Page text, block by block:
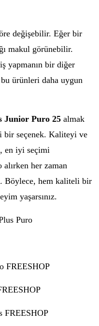
değişebilir. Eğer bir
makul görünebilir.
yapmanın bir diğer
ürünleri daha uygun
Junior Puro 25 almak
bir seçenek. Kaliteyi ve
en iyi seçimi
her zaman
Böylece, hem kaliteli bir
yaşarsınız.
Puro
FREESHOP
FREESHOP